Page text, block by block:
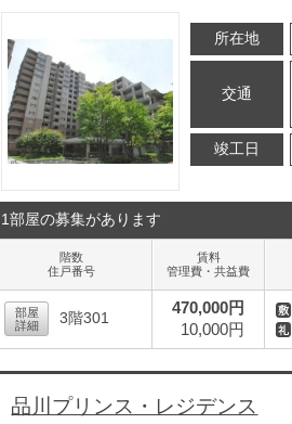
所在地
交通
竣工日
1部屋の募集があります
階数
住戸番号
賃料
管理費・共益費
部屋
詳細
3階301
470,000円
10,000円
品川プリンス・レジデンス